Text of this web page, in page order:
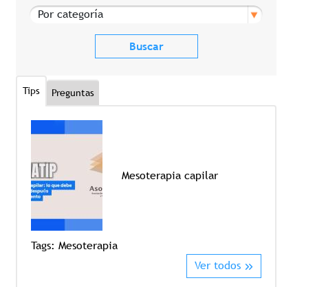
Por categoría
Tips Preguntas
Mesoterapia capilar
Tags: Mesoterapia
Ver todos